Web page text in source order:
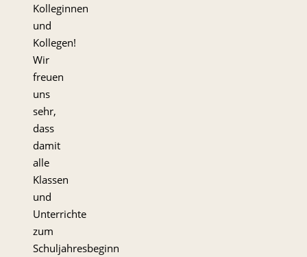
Kolleginnen
und
Kollegen!
Wir
freuen
uns
sehr,
dass
damit
alle
Klassen
und
Unterrichte
zum
Schuljahresbeginn